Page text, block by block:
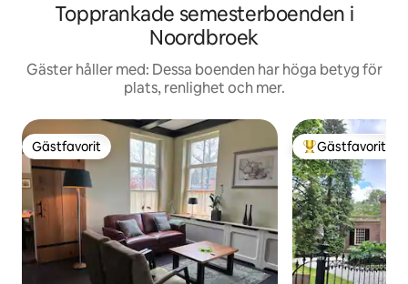
Topprankade semesterboenden i
Noordbroek
Gäster håller med: Dessa boenden har höga betyg för
plats, renlighet och mer.
Gästfavorit
Gästfavorit Populär
Gästfavorit